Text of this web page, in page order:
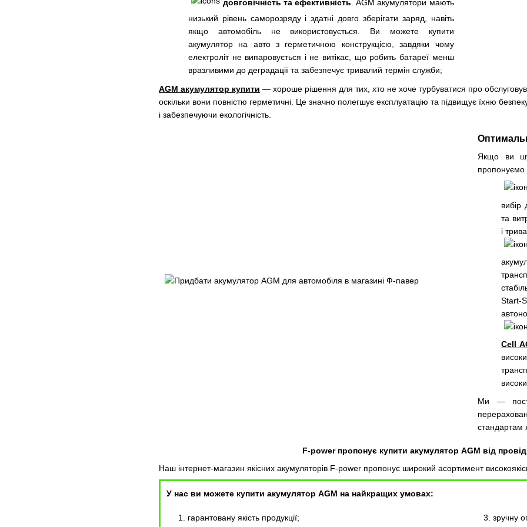
довговічність та ефективність . AGM акумулятори мають
низький рівень саморозряду і здатні довго зберігати заряд, навіть
якщо автомобіль не використовується. Ви можете купити
акумулятор на авто з герметичною конструкцією, завдяки чому
електроліт не випаровується і не витікає, що робить батареї менш
вразливими до деградації та забезпечує тривалий термін служби;
AGM акумулятор купити — хороше рішення для тих, хто не хоче турбуватися про
оскільки вони повністю герметичні. Це значно полегшує експлуатацію та підвищує їхню
і забезпечуючи екологічність.
Якщо ви
пропонуємо
вибір
та
і
Start-
Cell
Ми —
стандартам
F-power пропонує купити акумулятор AGM від
Наш інтернет-магазин якісних акумуляторів F-power пропонує широкий асортимент
У нас ви можете купити акумулятор AGM на найкращих умовах:
гарантовану якість продукції; зручну